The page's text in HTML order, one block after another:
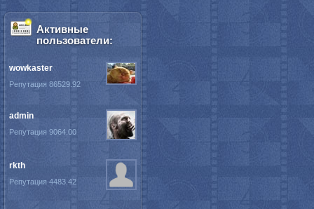
Активные
пользователи:
wowkaster
Репутация 86529.92
admin
Репутация 9064.00
rkth
Репутация 4483.42